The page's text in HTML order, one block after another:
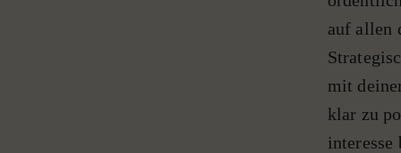
auf allen
mit
klar zu